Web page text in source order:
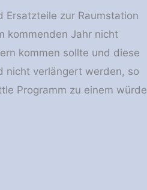
Ersatzteile zur Raumstation
kommenden Jahr nicht
kommen sollte und diese
nicht verlängert werden, so
Programm zu einem